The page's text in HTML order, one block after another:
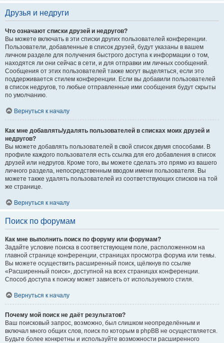
Друзья и недруги
Что означают списки друзей и недругов?
Вы можете включать в эти списки других пользователей конференции.
Пользователи, добавленные в список друзей, будут указаны в вашем
личном разделе для получения быстрого доступа к информации о том,
находятся ли они сейчас в сети, и для отправки им личных сообщений.
Сообщения от этих пользователей также могут выделяться, если это
поддерживается стилем конференции. Если вы добавили пользователей
в список недругов, то любые отправленные ими сообщения будут скрыты
по умолчанию.
Вернуться к началу
Как мне добавлять/удалять пользователей в списках моих друзей и
недругов?
Вы можете добавлять пользователей в свой список двумя способами. В
профиле каждого пользователя есть ссылка для его добавления в список
друзей или недругов. Кроме того, вы можете сделать это прямо из вашего
личного раздела, непосредственным вводом имени пользователя. Вы
можете также удалять пользователей из соответствующих списков на той
же странице.
Вернуться к началу
Поиск по форумам
Как мне выполнить поиск по форуму или форумам?
Задайте условие поиска в соответствующем поле, расположенном на
главной странице конференции, страницах просмотра форума или темы.
Вы можете осуществить расширенный поиск, щёлкнув по ссылке
«Расширенный поиск», доступной на всех страницах конференции.
Способ доступа к поиску может зависеть от используемого стиля.
Вернуться к началу
Почему мой поиск не даёт результатов?
Ваш поисковый запрос, возможно, был слишком неопределённым и
включал много общих слов, поиск по которым в phpBB не осуществляется.
Будьте более конкретны и используйте возможности расширенного